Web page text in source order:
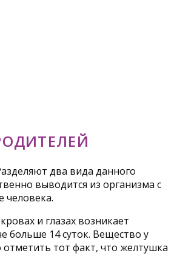
два вида данного
выводится из организма с
человека.
и глазах возникает
больше 14 суток. Вещество у
тот факт, что желтушка